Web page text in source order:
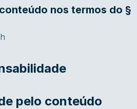
nos termos do §
pelo conteúdo